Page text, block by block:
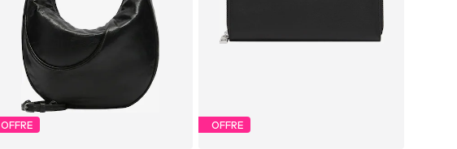
OFFRE OFFRE